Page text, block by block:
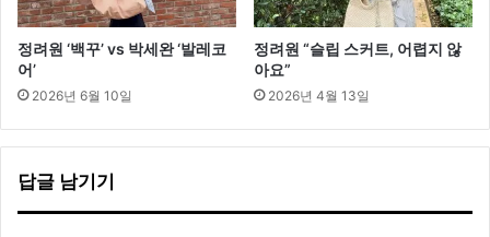
정려원 ‘백꾸’ vs 박세완 ‘발레코
어’
2026년 6월 10일
정려원 “슬립 스커트, 어렵지 않
아요”
2026년 4월 13일
답글 남기기